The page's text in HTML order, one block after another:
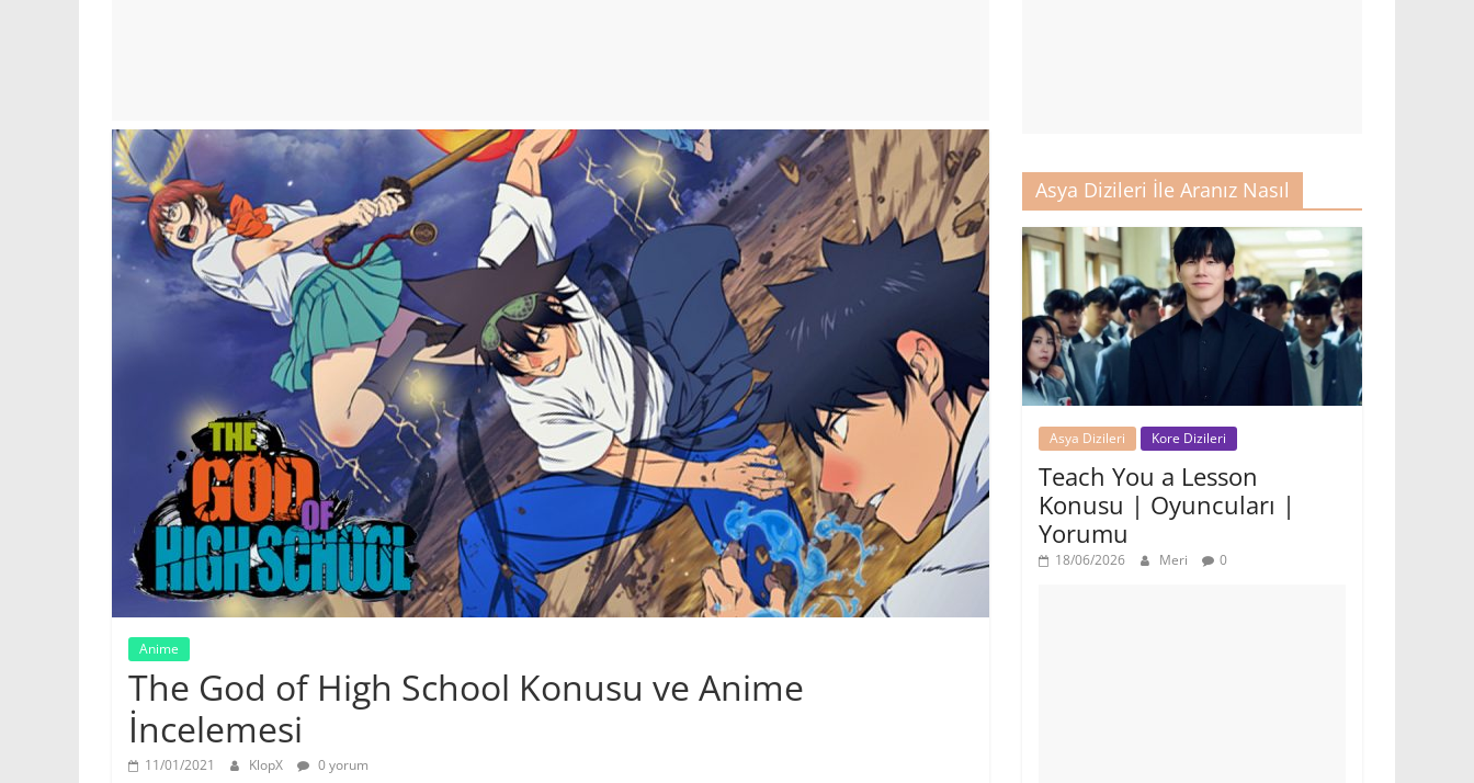
Anime
The God of High School Konusu ve Anime
İncelemesi
11/01/2021 KlopX 0 yorum
Asya Dizileri İle Aranız Nasıl
Asya Dizileri Kore Dizileri
Teach You a Lesson
Konusu | Oyuncuları |
Yorumu
18/06/2026 Meri 0